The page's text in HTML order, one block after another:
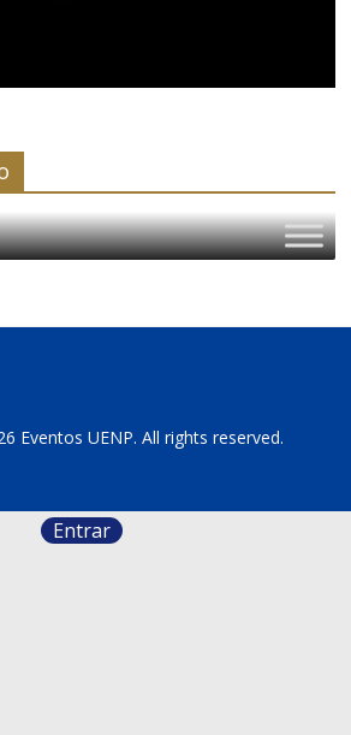
Eventos UENP. All rights reserved.
Entrar